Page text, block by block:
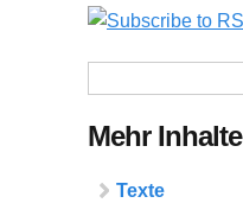
Mehr Inhalte
Texte